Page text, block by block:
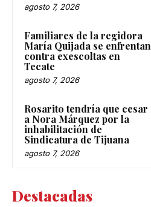
agosto 7, 2026
Familiares de la regidora
María Quijada se enfrentan
contra exescoltas en
Tecate
agosto 7, 2026
Rosarito tendría que cesar
a Nora Márquez por la
inhabilitación de
Sindicatura de Tijuana
agosto 7, 2026
Destacadas